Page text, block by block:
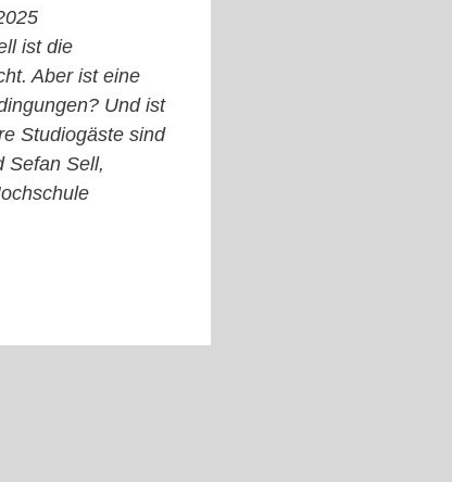
ist die
Aber ist eine
Und ist
Studiogäste sind
Sefan Sell,